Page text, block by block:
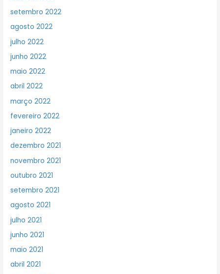
setembro 2022
agosto 2022
julho 2022
junho 2022
maio 2022
abril 2022
março 2022
fevereiro 2022
janeiro 2022
dezembro 2021
novembro 2021
outubro 2021
setembro 2021
agosto 2021
julho 2021
junho 2021
maio 2021
abril 2021